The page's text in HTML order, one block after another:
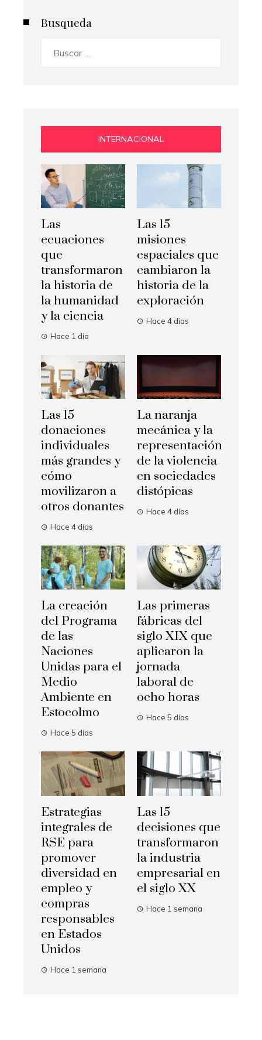
Busqueda
INTERNACIONAL
Las
ecuaciones
que
transformaron
la historia de
la humanidad
y la ciencia
Hace 1 día
Las 15
misiones
espaciales que
cambiaron la
historia de la
exploración
Hace 4 días
Las 15
donaciones
individuales
más grandes y
cómo
movilizaron a
otros donantes
Hace 4 días
La naranja
mecánica y la
representación
de la violencia
en sociedades
distópicas
Hace 4 días
La creación
del Programa
de las
Naciones
Unidas para el
Medio
Ambiente en
Estocolmo
Hace 5 días
Las primeras
fábricas del
siglo XIX que
aplicaron la
jornada
laboral de
ocho horas
Hace 5 días
Estrategias
integrales de
RSE para
promover
diversidad en
empleo y
compras
responsables
en Estados
Unidos
Hace 1 semana
Las 15
decisiones que
transformaron
la industria
empresarial en
el siglo XX
Hace 1 semana